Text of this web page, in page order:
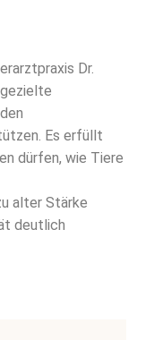
Dr.
Es erfüllt
dürfen, wie Tiere
alter Stärke
deutlich